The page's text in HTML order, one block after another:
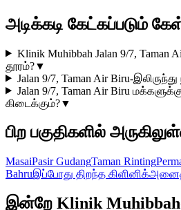
அடிக்கடி கேட்கப்படும்
Klinik Muhibbah Jalan 9/7, Taman
தூரம்?▼
Jalan 9/7, Taman Air Biru-
Jalan 9/7, Taman Air Biru
கிடைக்கும்?▼
பிற பகுதிகளில்
MasaiPasir GudangTaman Rinting
Bahruஇப்போது திறந்த கிளினிக்
இன்றே Klinik